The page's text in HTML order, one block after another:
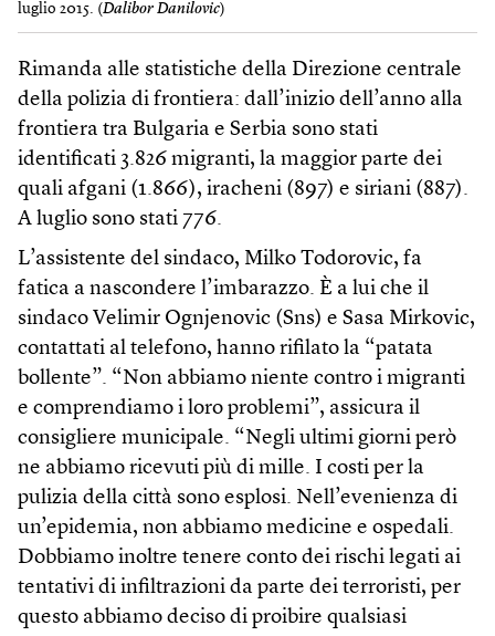
luglio 2015. (Dalibor Danilovic)
Rimanda alle statistiche della Direzione centrale
della polizia di frontiera: dall’inizio dell’anno alla
frontiera tra Bulgaria e Serbia sono stati
identificati 3.826 migranti, la maggior parte dei
quali afgani (1.866), iracheni (897) e siriani (887).
A luglio sono stati 776.
L’assistente del sindaco, Milko Todorovic, fa
fatica a nascondere l’imbarazzo. È a lui che il
sindaco Velimir Ognjenovic (Sns) e Sasa Mirkovic,
contattati al telefono, hanno rifilato la “patata
bollente”. “Non abbiamo niente contro i migranti
e comprendiamo i loro problemi”, assicura il
consigliere municipale. “Negli ultimi giorni però
ne abbiamo ricevuti più di mille. I costi per la
pulizia della città sono esplosi. Nell’evenienza di
un’epidemia, non abbiamo medicine e ospedali.
Dobbiamo inoltre tenere conto dei rischi legati ai
tentativi di infiltrazioni da parte dei terroristi, per
questo abbiamo deciso di proibire qualsiasi